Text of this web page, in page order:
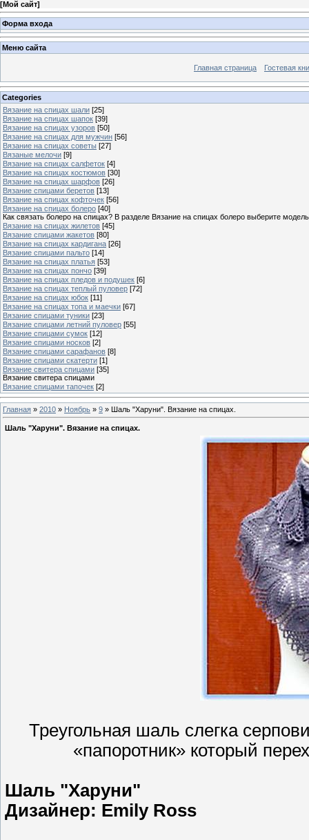
[Мой сайт]
Форма входа
Меню сайта
Главная страница Гостевая
Categories
Вязание на спицах шали [25]
Вязание на спицах шапок [39]
Вязание на спицах узоров [50]
Вязание на спицах для мужчин [56]
Вязание на спицах советы [27]
Вязаные мелочи [9]
Вязание на спицах салфеток [4]
Вязание на спицах костюмов [30]
Вязание на спицах шарфов [26]
Вязание спицами беретов [13]
Вязание на спицах кофточек [56]
Вязание на спицах болеро [40]
Как связать болеро на спицах? В разделе Вязание на спицах болеро выберите
Вязание на спицах жилетов [45]
Вязание спицами жакетов [80]
Вязание на спицах кардигана [26]
Вязание спицами пальто [14]
Вязание на спицах платья [53]
Вязание на спицах пончо [39]
Вязание на спицах пледов и подушек [6]
Вязание на спицах теплый пуловер [72]
Вязание на спицах юбок [11]
Вязание на спицах топа и маечки [67]
Вязание спицами туники [23]
Вязание спицами летний пуловер [55]
Вязание спицами сумок [12]
Вязание спицами носков [2]
Вязание спицами сарафанов [8]
Вязание спицами скатерти [1]
Вязание свитера спицами [35]
Вязание свитера спицами
Вязание спицами тапочек [2]
Главная » 2010 » Ноябрь » 9 » Шаль "Харуни". Вязание на спицах.
Шаль "Харуни". Вязание на спицах.
Треугольная шаль слегка
«папоротник» который
Шаль "Харуни"
Дизайнер: Emily Ross